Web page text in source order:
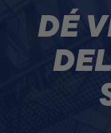
DÉ